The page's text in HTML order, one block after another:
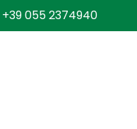
+39 055 2374940